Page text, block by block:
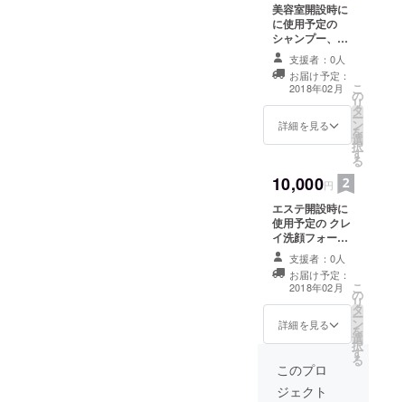
美容室開設時に
に使用予定の
シャンプー、ト
リートメントの
ミニサイズトラ
ベルセット オー
ルマイティーな
対応ですので、
安心して使って
支援者：0人
お届け予定：
2018年02月
詳細を見る
こ
の
リ
タ
ー
ン
を
選
択
す
る
10,000円
エステ開設時に
使用予定の クレ
イ洗顔フォーム
と飲む点滴とも
言われる地元名
産品を お送りさ
せていただきま
す。 メールにて
ご住所よろしく
支援者：0人
お届け予定：
2018年02月
詳細を見る
こ
の
リ
タ
ー
ン
を
選
択
す
る
このプロ
ジェクト